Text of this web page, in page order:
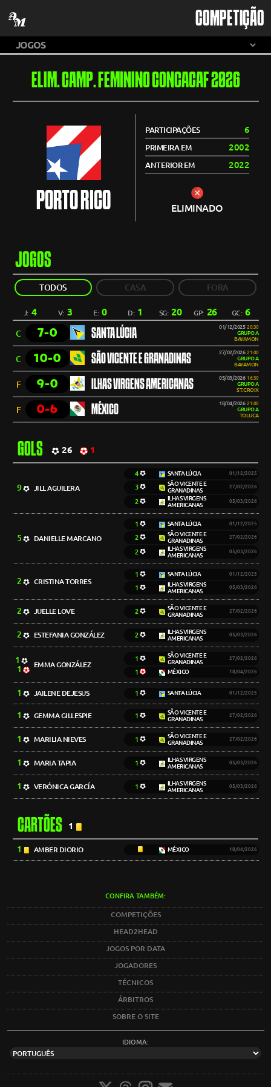
COMPETIÇÃO
ELIM. CAMP. FEMININO CONCACAF 2026
PORTO RICO
PARTICIPAÇÕES 6
PRIMEIRA EM 2002
ANTERIOR EM 2022
ELIMINADO
JOGOS
TODOS CASA FORA
J: 4 V: 3 E:0 D: 1 SG:20 GP: 26 GC: 6
C 7-0 SANTA LÚCIA 01/12/2025 20:30
GRUPO A
BAYAMON
C 10-0 SÃO VICENTE E GRANADINAS 27/02/2026 21:00
GRUPO A
BAYAMON
F 9-0 ILHAS VIRGENS AMERICANAS 05/03/2026 16:30
GRUPO A
ST. CROIX
F 0-6 MÉXICO 18/04/2026 21:00
GRUPO A
TOLUCA
GOLS 26 1
9 JILL AGUILERA
4 SANTA LÚCIA 01/12/2025
3
SÃO VICENTE E
GRANADINAS
27/02/2026
2
ILHAS VIRGENS
AMERICANAS
05/03/2026
5 DANIELLE MARCANO
1 SANTA LÚCIA 01/12/2025
2
SÃO VICENTE E
GRANADINAS
27/02/2026
2
ILHAS VIRGENS
AMERICANAS
05/03/2026
2 CRISTINA TORRES
1 SANTA LÚCIA 01/12/2025
1
ILHAS VIRGENS
AMERICANAS
05/03/2026
2 JUELLE LOVE 2
SÃO VICENTE E
GRANADINAS
27/02/2026
2 ESTEFANIA GONZÁLEZ 2
ILHAS VIRGENS
AMERICANAS
05/03/2026
1
1
EMMA GONZÁLEZ
1
SÃO VICENTE E
GRANADINAS
27/02/2026
1 MÉXICO 18/04/2026
1 JAILENE DEJESUS 1 SANTA LÚCIA 01/12/2025
1 GEMMA GILLESPIE 1
SÃO VICENTE E
GRANADINAS
27/02/2026
1 MARILIA NIEVES 1
SÃO VICENTE E
GRANADINAS
27/02/2026
1 MARIA TAPIA 1
ILHAS VIRGENS
AMERICANAS
05/03/2026
1 VERÓNICA GARCÍA 1
ILHAS VIRGENS
AMERICANAS
05/03/2026
CARTÕES 1
1 AMBER DIORIO MÉXICO 18/04/2026
CONFIRA TAMBÉM:
COMPETIÇÕES
HEAD2HEAD
JOGOS POR DATA
JOGADORES
TÉCNICOS
ÁRBITROS
SOBRE O SITE
IDIOMA: